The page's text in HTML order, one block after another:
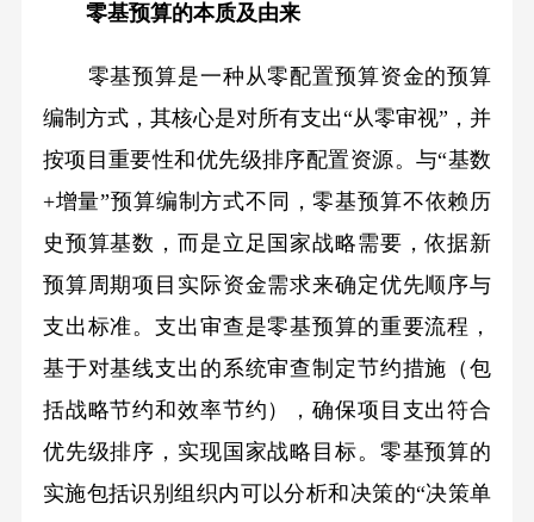
零基预算的本质及由来
零基预算是一种从零配置预算资金的预算
编制方式，其核心是对所有支出“从零审视”，并
按项目重要性和优先级排序配置资源。与“基数
+增量”预算编制方式不同，零基预算不依赖历
史预算基数，而是立足国家战略需要，依据新
预算周期项目实际资金需求来确定优先顺序与
支出标准。支出审查是零基预算的重要流程，
基于对基线支出的系统审查制定节约措施（包
括战略节约和效率节约），确保项目支出符合
优先级排序，实现国家战略目标。零基预算的
实施包括识别组织内可以分析和决策的“决策单